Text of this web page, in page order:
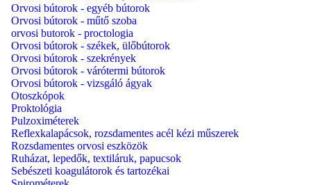
Orvosi bútorok - egyéb bútorok
Orvosi bútorok - műtő szoba
orvosi butorok - proctologia
Orvosi bútorok - székek, ülőbútorok
Orvosi bútorok - szekrények
Orvosi bútorok - várótermi bútorok
Orvosi bútorok - vizsgáló ágyak
Otoszkópok
Proktológia
Pulzoximéterek
Reflexkalapácsok, rozsdamentes acél kézi műszerek
Rozsdamentes orvosi eszközök
Ruházat, lepedők, textiláruk, papucsok
Sebészeti koagulátorok és tartozékai